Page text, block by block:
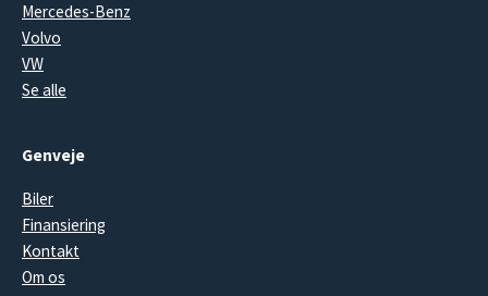
Mercedes-Benz
Volvo
VW
Se alle
Genveje
Biler
Finansiering
Kontakt
Om os